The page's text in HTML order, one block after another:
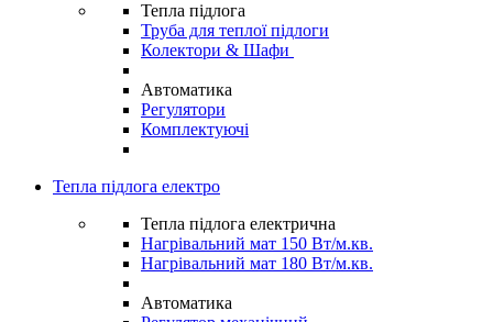
Тепла підлога
Труба для теплої підлоги
Колектори & Шафи
Автоматика
Регулятори
Комплектуючі
Тепла підлога електро
Тепла підлога електрична
Нагрівальний мат 150 Вт/м.кв.
Нагрівальний мат 180 Вт/м.кв.
Автоматика